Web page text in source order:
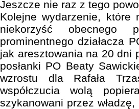
Jeszcze nie raz z tego
Kolejne wydarzenie, które
niekorzyść obecnego
prominentnego działacza
jak aresztowania na 20 dni
posłanki PO Beaty
wzrostu dla Rafała
współczucia wolą
szykanowani przez